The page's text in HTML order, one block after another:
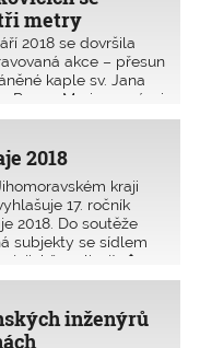
metry
2018 se dovršila
akce – přesun
kaple sv. Jana
Panny Marie na návsi
z roku 1884
a průjezdní
podle
2018
kraji
17. ročník
2018. Do soutěže
subjekty se sídlem
jejichž realizujíc�
inženýrů